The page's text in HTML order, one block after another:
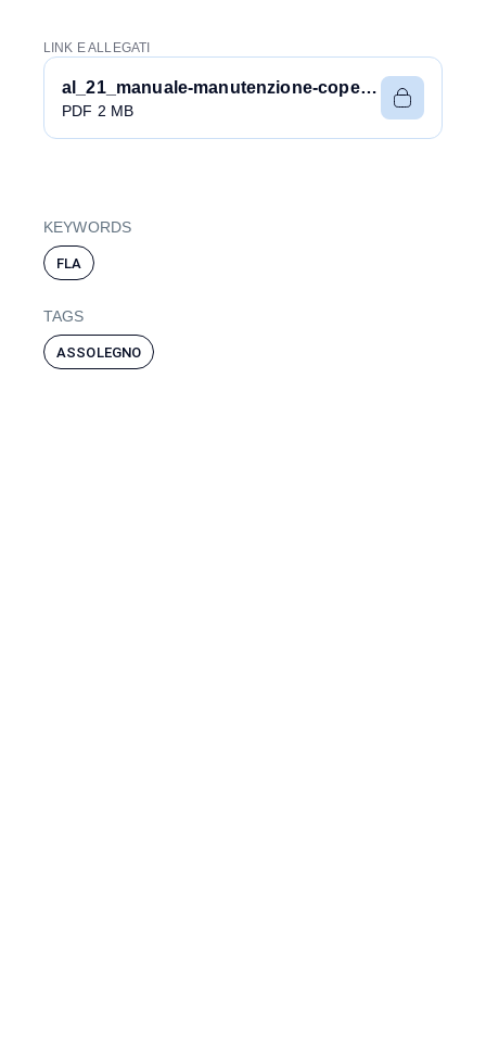
LINK E ALLEGATI
al_21_manuale-manutenzione-coperture.pdf
PDF 2 MB
KEYWORDS
FLA
TAGS
ASSOLEGNO